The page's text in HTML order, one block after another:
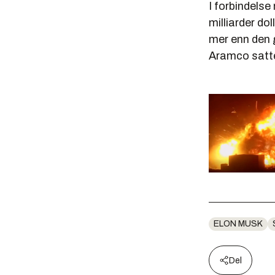
I
milliarder
mer enn
Aramco
ELON MUSK
Del